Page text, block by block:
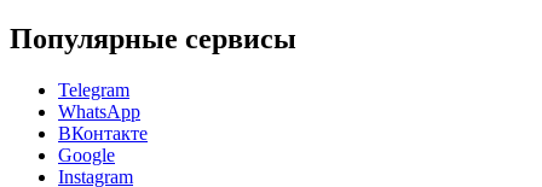
Популярные сервисы
Telegram
WhatsApp
ВКонтакте
Google
Instagram